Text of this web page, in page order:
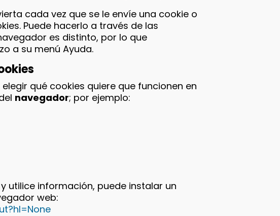
cada vez que se le envíe una cookie o
Puede hacerlo a través de las
es distinto, por lo que
a su menú Ayuda.
qué cookies quiere que funcionen en
navegador; por ejemplo:
utilice información, puede instalar un
web: